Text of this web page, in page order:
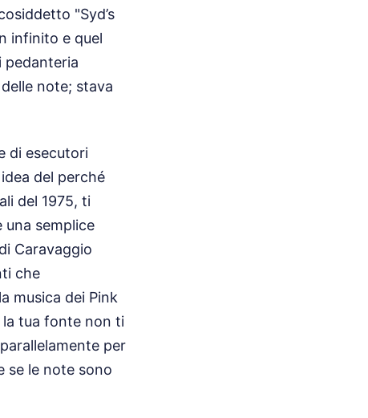
"Syd’s
infinito e quel
pedanteria
note; stava
di esecutori
del perché
del 1975, ti
semplice
Caravaggio
che
musica dei Pink
la tua fonte non ti
per
se le note sono